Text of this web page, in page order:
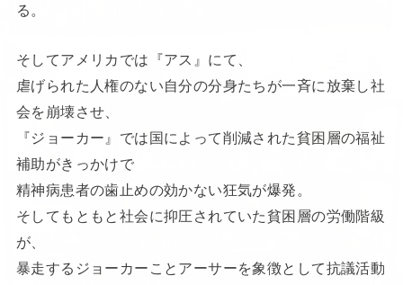
る。
そしてアメリカでは『アス』にて、
虐げられた人権のない自分の分身たちが一斉に放棄し社
会を崩壊させ、
『ジョーカー』では国によって削減された貧困層の福祉
補助がきっかけで
精神病患者の歯止めの効かない狂気が爆発。
そしてもともと社会に抑圧されていた貧困層の労働階級
が、
暴走するジョーカーことアーサーを象徴として抗議活動